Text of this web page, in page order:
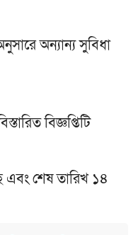
অন্যান্য সুবিধা
বিজ্ঞপ্তিটি
শেষ তারিখ ১৪